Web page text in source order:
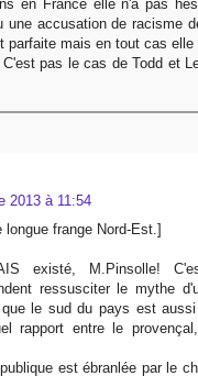
en France elle n'a pas
une accusation de racisme
parfaite mais en tout cas
pas le cas de Todd et
2013 à 11:54
longue frange Nord-Est.]
existé, M.Pinsolle!
ressusciter le mythe
que le sud du pays est
rapport entre le
est ébranlée par le